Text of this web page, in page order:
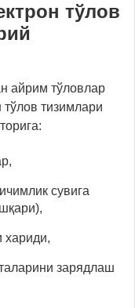
тўлов
айрим тўловлар
тўлов тизимлари
сувига
хариди,
зарядлаш